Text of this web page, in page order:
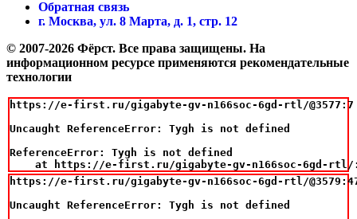
Обратная связь
г. Москва, ул. 8 Марта, д. 1, стр. 12
© 2007-2026 Фёрст. Все права защищены. На
информационном ресурсе применяются рекомендательные
технологии
https://e-first.ru/gigabyte-gv-n166soc-6gd-rtl/@3577:7
Uncaught ReferenceError: Tygh is not defined
ReferenceError: Tygh is not defined
at https://e-first.ru/gigabyte-gv-n166soc-6gd-rtl/
https://e-first.ru/gigabyte-gv-n166soc-6gd-rtl/
Uncaught ReferenceError: Tygh is not defined